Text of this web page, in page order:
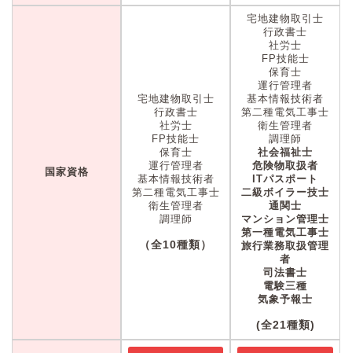
国家資格
宅地建物取引士
行政書士
社労士
FP技能士
保育士
運行管理者
基本情報技術者
第二種電気工事士
衛生管理者
調理師
（全10種類）
宅地建物取引士
行政書士
社労士
FP技能士
保育士
運行管理者
基本情報技術者
第二種電気工事士
衛生管理者
調理師
社会福祉士
危険物取扱者
ITパスポート
二級ボイラー技士
通関士
マンション管理士
第一種電気工事士
旅行業務取扱管理
者
司法書士
電験三種
気象予報士
(全21種類)